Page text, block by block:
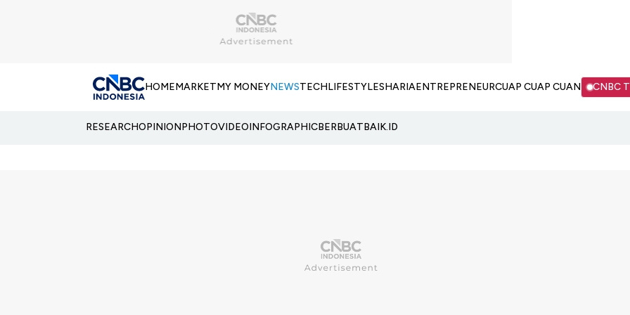
HOMEMARKETMY MONEYNEWSTECHLIFESTYLESHARIAENTREPRENEURCUAP CUAP CUAN CNBC
RESEARCHOPINIONPHOTOVIDEOINFOGRAPHICBERBUATBAIK.ID